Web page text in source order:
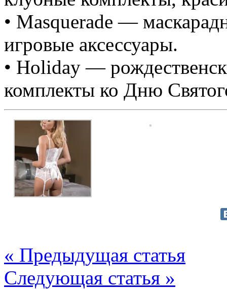
• Masquerade —
игровые аксессуары.
• Holiday —
комплекты ко Дню
« Предыдущая статья
Следующая статья »